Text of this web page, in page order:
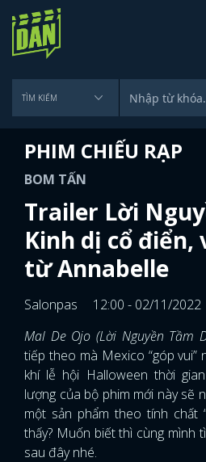
PHIM CHIẾU RẠP
BOM TẤN
Trailer Lời
Kinh dị cổ
từ Annabelle
Salonpas
12:00 - 02/11/2022
Mal De Ojo (Lời Nguyền Tầm
tiếp theo mà Mexico “góp vui”
khí lễ hội Halloween thời
lượng của bộ phim mới này sẽ
một sản phẩm theo tính chất
thấy? Muốn biết thì cùng mình
sau đây nhé.